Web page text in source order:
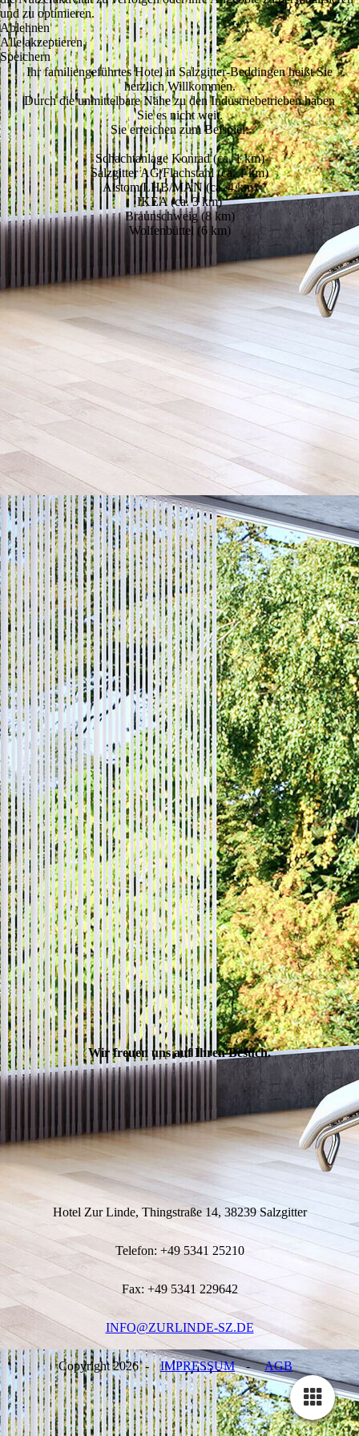
Ihr familiengeführtes Hotel in Salzgitter-Beddingen heißt Sie
herzlich Willkommen.
Durch die unmittelbare Nähe zu den Industriebetrieben haben
Sie es nicht weit.
Sie erreichen zum Beispiel:
Schachtanlage Konrad (ca. 1 km)
Salzgitter AG/Flachstahl (ca. 1 km)
Alstom/LHB/MAN (ca. 4 km)
IKEA (ca. 3 km)
Braunschweig (8 km)
Wolfenbüttel (6 km)
Wir freuen uns auf Ihren Besuch.
Hotel Zur Linde, Thingstraße 14, 38239 Salzgitter
Telefon: +49 5341 25210
Fax: +49 5341 229642
INFO@ZURLINDE-SZ.DE
Copyright 2026 - IMPRESSUM - AGB
und zu optimieren.
Ablehnen
Alle akzeptieren
Speichern